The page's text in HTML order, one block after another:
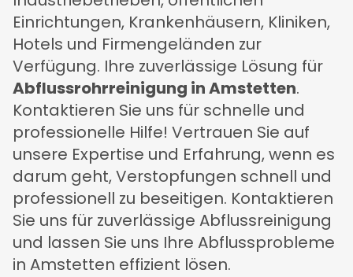
Einrichtungen, Krankenhäusern, Kliniken,
Hotels und Firmengeländen zur
Verfügung. Ihre zuverlässige Lösung für
Abflussrohrreinigung in Amstetten.
Kontaktieren Sie uns für schnelle und
professionelle Hilfe! Vertrauen Sie auf
unsere Expertise und Erfahrung, wenn es
darum geht, Verstopfungen schnell und
professionell zu beseitigen. Kontaktieren
Sie uns für zuverlässige Abflussreinigung
und lassen Sie uns Ihre Abflussprobleme
in Amstetten effizient lösen.